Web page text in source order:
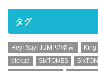
タグ
Hey! Say! JUMPの名言 King
pickup
SixTONES